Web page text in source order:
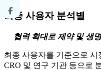
최종 사용자 분석별
협력 확대로 제약 및 생
최종 사용자를 기준으로
CRO 및 연구 기관 등으로